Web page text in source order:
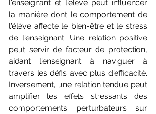
l'enseignant et l'élève peut influencer
la manière dont le comportement de
l'élève affecte le bien-être et le stress
de l'enseignant. Une relation positive
peut servir de facteur de protection,
aidant l'enseignant à naviguer à
travers les défis avec plus d'efficacité.
Inversement, une relation tendue peut
amplifier les effets stressants des
comportements perturbateurs sur